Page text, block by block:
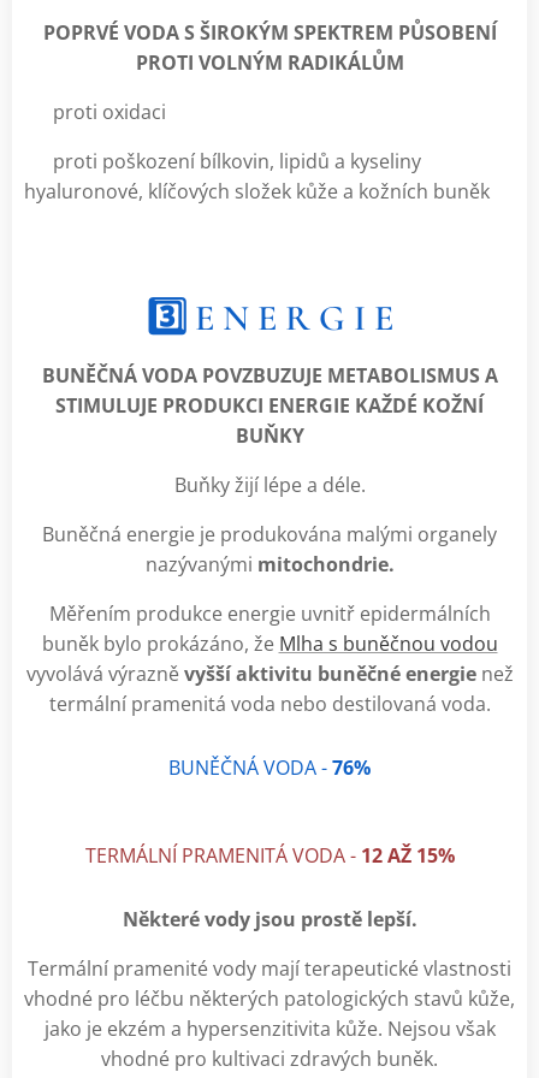
POPRVÉ VODA S ŠIROKÝM SPEKTREM PŮSOBENÍ
PROTI VOLNÝM RADIKÁLŮM
💧 proti oxidaci
💧 proti poškození bílkovin, lipidů a kyseliny
hyaluronové, klíčových složek kůže a kožních buněk
3️⃣ E N E R G I E
BUNĚČNÁ VODA POVZBUZUJE METABOLISMUS A
STIMULUJE PRODUKCI ENERGIE KAŽDÉ KOŽNÍ
BUŇKY
Buňky žijí lépe a déle.
Buněčná energie je produkována malými organely
nazývanými mitochondrie.
Měřením produkce energie uvnitř epidermálních
buněk bylo prokázáno, že Mlha s buněčnou vodou
vyvolává výrazněvyšší aktivitu buněčné energienež
termální pramenitá voda nebo destilovaná voda.
BUNĚČNÁ VODA -76%
TERMÁLNÍ PRAMENITÁ VODA - 12 AŽ 15%
Některé vody jsou prostě lepší.
Termální pramenité vody mají terapeutické vlastnosti
vhodné pro léčbu některých patologických stavů kůže,
jako je ekzém a hypersenzitivita kůže. Nejsou však
vhodné pro kultivaci zdravých buněk.